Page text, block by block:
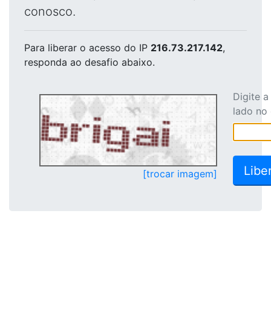
conosco.
Para liberar o acesso do IP 216.73.217.142,
responda ao desafio abaixo.
[trocar imagem]
Digite
lado no